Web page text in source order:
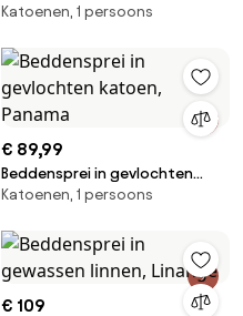
katoen, Scenario
Katoenen, 1 persoons
€ 89,99
Beddensprei in gevlochten
katoen, Panama
Katoenen, 1 persoons
€ 109